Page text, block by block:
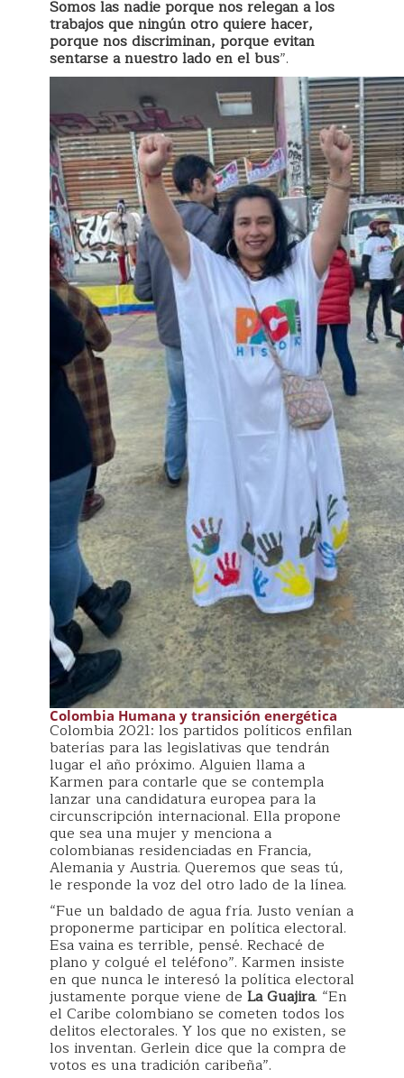
Somos las nadie porque nos relegan a los
trabajos que ningún otro quiere hacer,
porque nos discriminan, porque evitan
sentarse a nuestro lado en el bus”.
Colombia Humana y transición energética
Colombia 2021: los partidos políticos enfilan
baterías para las legislativas que tendrán
lugar el año próximo. Alguien llama a
Karmen para contarle que se contempla
lanzar una candidatura europea para la
circunscripción internacional. Ella propone
que sea una mujer y menciona a
colombianas residenciadas en Francia,
Alemania y Austria. Queremos que seas tú,
le responde la voz del otro lado de la línea.
“Fue un baldado de agua fría. Justo venían a
proponerme participar en política electoral.
Esa vaina es terrible, pensé. Rechacé de
plano y colgué el teléfono”. Karmen insiste
en que nunca le interesó la política electoral
justamente porque viene de La Guajira. “En
el Caribe colombiano se cometen todos los
delitos electorales. Y los que no existen, se
los inventan. Gerlein dice que la compra de
votos es una tradición caribeña”.